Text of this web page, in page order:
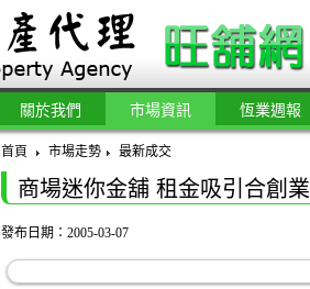
關於我們 市場資訊 恆業週報
首頁 市場走勢 最新成交
商場迷你金舖 租金吸引合創業
發布日期：2005-03-07